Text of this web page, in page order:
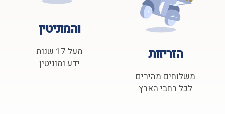
הזריזות
משלוחים מהירים
לכל רחבי הארץ
והמוניטין
מעל 17 שנות
ידע ומוניטין